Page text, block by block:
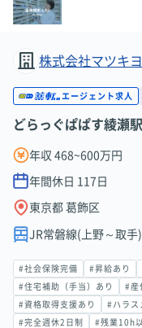
株式会社マツキ
エージェント求人
どらっぐぱぱす綾瀬
年収 468~600万円
年間休日 117 日
東京都 葛飾区
JR常磐線(上野～取手
#社会保険完備 #昇給あり
#住宅補助（手当）あり #産
#資格取得支援あり #ハラス
#完全週休2日制 #残業10h